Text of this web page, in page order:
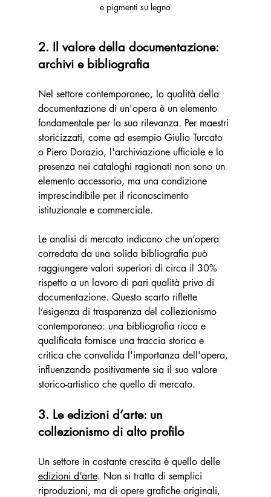
e pigmenti su legno
2. Il valore della documentazione:
archivi e bibliografia
Nel settore contemporaneo, la qualità della
documentazione di un'opera è un elemento
fondamentale per la sua rilevanza. Per maestri
storicizzati, come ad esempio Giulio Turcato
o Piero Dorazio, l'archiviazione ufficiale e la
presenza nei cataloghi ragionati non sono un
elemento accessorio, ma una condizione
imprescindibile per il riconoscimento
istituzionale e commerciale.
Le analisi di mercato indicano che un’opera
corredata da una solida bibliografia può
raggiungere valori superiori di circa il 30%
rispetto a un lavoro di pari qualità privo di
documentazione. Questo scarto riflette
l’esigenza di trasparenza del collezionismo
contemporaneo: una bibliografia ricca e
qualificata fornisce una traccia storica e
critica che convalida l'importanza dell'opera,
influenzando positivamente sia il suo valore
storico-artistico che quello di mercato.
3. Le edizioni d’arte: un
collezionismo di alto profilo
Un settore in costante crescita è quello delle
edizioni d’arte. Non si tratta di semplici
riproduzioni, ma di opere grafiche originali,